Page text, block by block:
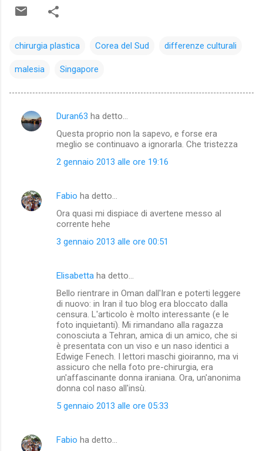
chirurgia plastica Corea del Sud differenze culturali
malesia Singapore
C
n
Duran63 ha detto…
Questa proprio non la sapevo, e forse era
meglio se continuavo a ignorarla. Che tristezza
2 gennaio 2013 alle ore 19:16
Fabio ha detto…
Ora quasi mi dispiace di avertene messo al
corrente hehe
3 gennaio 2013 alle ore 00:51
Elisabetta ha detto…
Bello rientrare in Oman dall'Iran e poterti leggere
di nuovo: in Iran il tuo blog era bloccato dalla
censura. L'articolo è molto interessante (e le
foto inquietanti). Mi rimandano alla ragazza
conosciuta a Tehran, amica di un amico, che si
è presentata con un viso e un naso identici a
Edwige Fenech. I lettori maschi gioiranno, ma vi
assicuro che nella foto pre-chirurgia, era
un'affascinante donna iraniana. Ora, un'anonima
donna col naso all'insù.
5 gennaio 2013 alle ore 05:33
Fabio ha detto…